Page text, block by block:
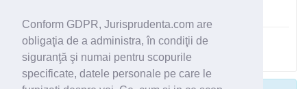
Conform GDPR, Jurisprudenta.com are
obligaţia de a administra, în condiţii de
siguranţă şi numai pentru scopurile
specificate, datele personale pe care le
Toate instantele